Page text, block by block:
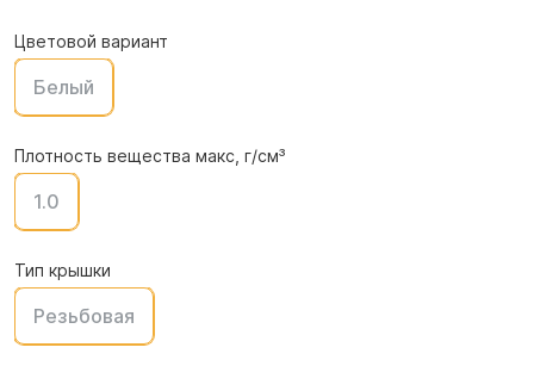
Цветовой вариант
Белый
Плотность вещества макс, г/см³
1.0
Тип крышки
Резьбовая